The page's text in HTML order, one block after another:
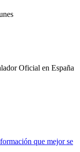
Oficial en España
que mejor se